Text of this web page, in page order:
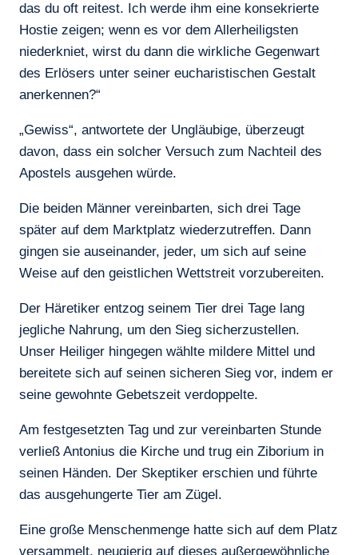
das du oft reitest. Ich werde ihm eine konsekrierte
Hostie zeigen; wenn es vor dem Allerheiligsten
niederkniet, wirst du dann die wirkliche Gegenwart
des Erlösers unter seiner eucharistischen Gestalt
anerkennen?“
„Gewiss“, antwortete der Ungläubige, überzeugt
davon, dass ein solcher Versuch zum Nachteil des
Apostels ausgehen würde.
Die beiden Männer vereinbarten, sich drei Tage
später auf dem Marktplatz wiederzutreffen. Dann
gingen sie auseinander, jeder, um sich auf seine
Weise auf den geistlichen Wettstreit vorzubereiten.
Der Häretiker entzog seinem Tier drei Tage lang
jegliche Nahrung, um den Sieg sicherzustellen.
Unser Heiliger hingegen wählte mildere Mittel und
bereitete sich auf seinen sicheren Sieg vor, indem er
seine gewohnte Gebetszeit verdoppelte.
Am festgesetzten Tag und zur vereinbarten Stunde
verließ Antonius die Kirche und trug ein Ziborium in
seinen Händen. Der Skeptiker erschien und führte
das ausgehungerte Tier am Zügel.
Eine große Menschenmenge hatte sich auf dem Platz
versammelt, neugierig auf dieses außergewöhnliche